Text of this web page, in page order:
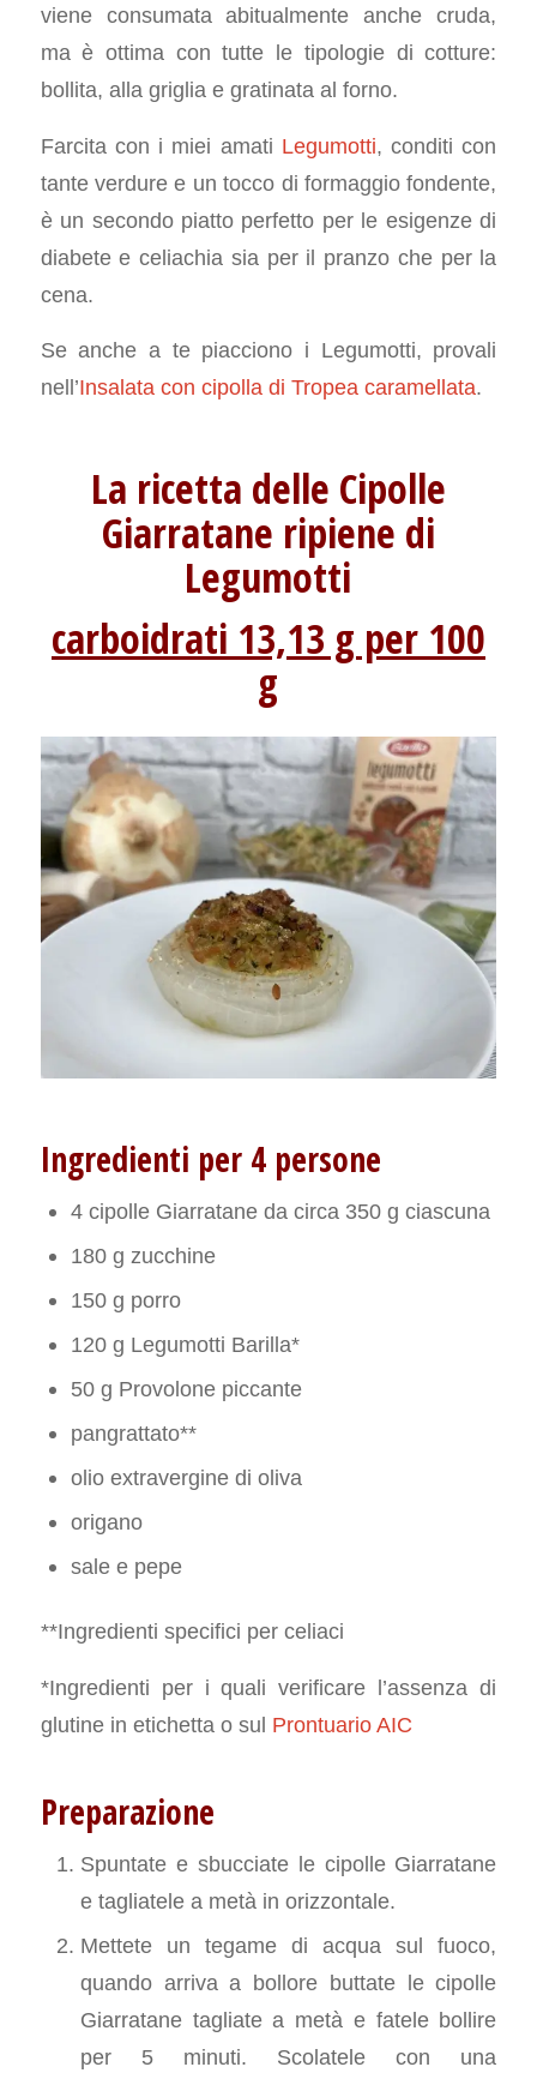
viene consumata abitualmente anche cruda,
ma è ottima con tutte le tipologie di cotture:
bollita, alla griglia e gratinata al forno.
Farcita con i miei amati Legumotti, conditi con
tante verdure e un tocco di formaggio fondente,
è un secondo piatto perfetto per le esigenze di
diabete e celiachia sia per il pranzo che per la
cena.
Se anche a te piacciono i Legumotti, provali
nell’Insalata con cipolla di Tropea caramellata.
La ricetta delle Cipolle
Giarratane ripiene di
Legumotti
carboidrati 13,13 g per 100
g
Ingredienti per 4 persone
4 cipolle Giarratane da circa 350 g ciascuna
180 g zucchine
150 g porro
120 g Legumotti Barilla*
50 g Provolone piccante
pangrattato**
olio extravergine di oliva
origano
sale e pepe
**Ingredienti specifici per celiaci
*Ingredienti per i quali verificare l’assenza di
glutine in etichetta o sul Prontuario AIC
Preparazione
Spuntate e sbucciate le cipolle Giarratane
e tagliatele a metà in orizzontale.
Mettete un tegame di acqua sul fuoco,
quando arriva a bollore buttate le cipolle
Giarratane tagliate a metà e fatele bollire
per 5 minuti. Scolatele con una